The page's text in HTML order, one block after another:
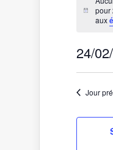
for
février
2024
Notice
pour
aux
24/
une
date.Jour